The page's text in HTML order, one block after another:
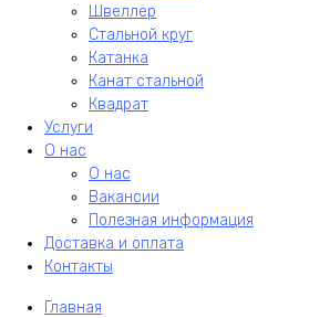
Швеллер
Стальной круг
Катанка
Канат стальной
Квадрат
Услуги
О нас
О нас
Вакансии
Полезная информация
Доставка и оплата
Контакты
Главная